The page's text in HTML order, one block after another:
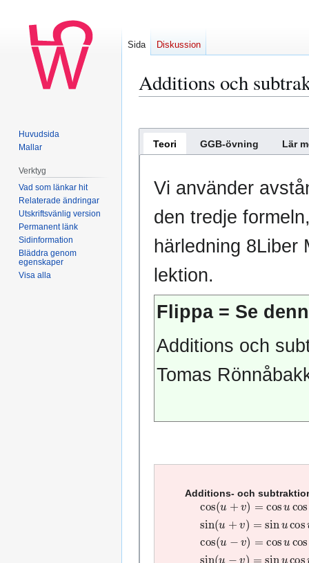
Additions och
till
navigering
till
Teori GGB-övning Lär
Vi använder
den tredje
härledning 8Liber
lektion.
Flippa = Se
Additions och
Tomas
Additions- och
cos(u+ v)=cosucosv
sin ( = ucos
cos( =
sin ( = ucos
Sida Diskussion
Huvudsida
Mallar
Verktyg
Vad som länkar hit
Relaterade ändringar
Utskriftsvänlig version
Permanent länk
Sidinformation
Bläddra genom
egenskaper
Visa alla